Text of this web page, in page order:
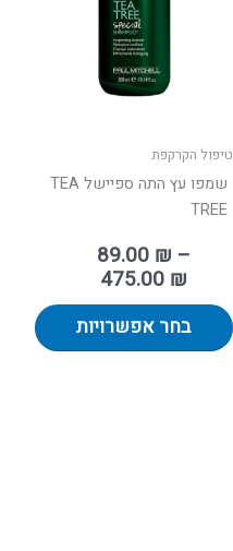
טיפול הקרקפת
שמפו עץ התה ספיישל TEA
TREE
89.00 ₪ –
475.00 ₪
בחר אפשרויות